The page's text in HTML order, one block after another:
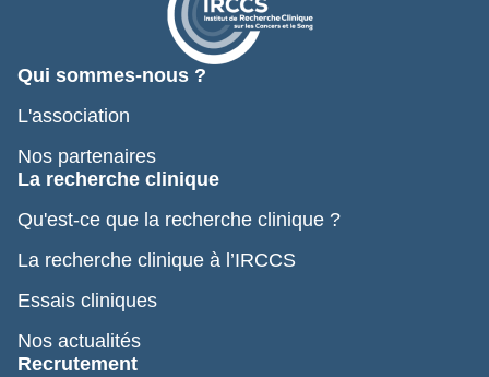
Qui sommes-nous ?
L'association
Nos partenaires
La recherche clinique
Qu'est-ce que la recherche clinique ?
La recherche clinique à l’IRCCS
Essais cliniques
Nos actualités
Recrutement